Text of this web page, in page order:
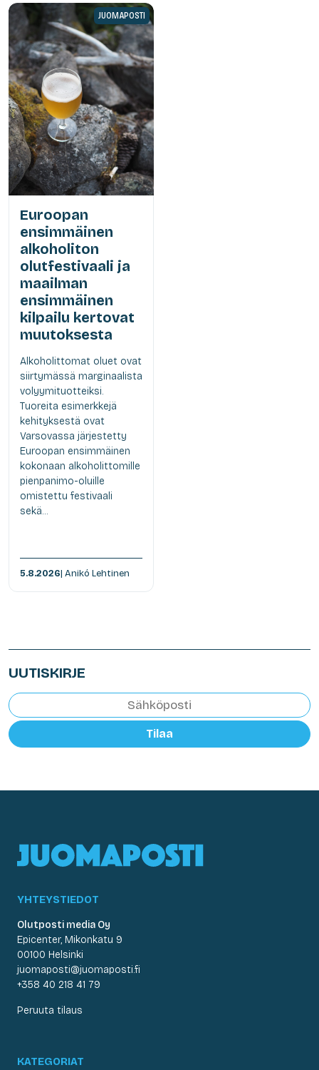
JUOMAPOSTI
Euroopan
ensimmäinen
alkoholiton
olutfestivaali ja
maailman
ensimmäinen
kilpailu kertovat
muutoksesta
Alkoholittomat oluet ovat
siirtymässä marginaalista
volyymituotteiksi.
Tuoreita esimerkkejä
kehityksestä ovat
Varsovassa järjestetty
Euroopan ensimmäinen
kokonaan alkoholittomille
pienpanimo-oluille
omistettu festivaali
sekä...
5.8.2026| Anikó Lehtinen
UUTISKIRJE
Tilaa
YHTEYSTIEDOT
Olutposti media Oy
Epicenter, Mikonkatu 9
00100 Helsinki
juomaposti@juomaposti.fi
+358 40 218 41 79
Peruuta tilaus
KATEGORIAT